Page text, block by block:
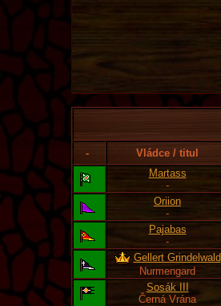
- Vládce / titul
Martass
-
Oriion
-
Pajabas
-
Gellert Grindelwald
Nurmengard
Sosák III
Černá Vrána